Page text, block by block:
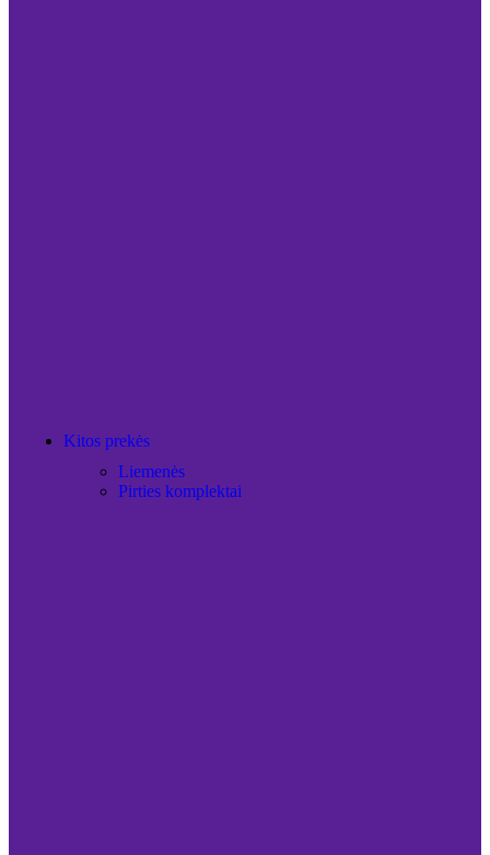
Kitos prekės
Liemenės
Pirties komplektai